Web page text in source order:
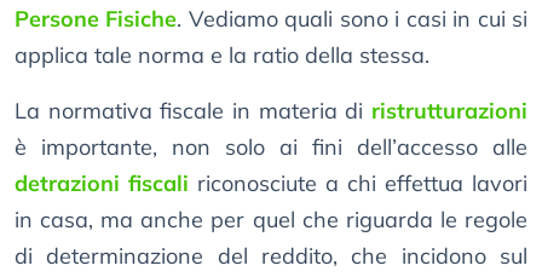
Persone Fisiche. Vediamo quali sono i casi in cui si
applica tale norma e la ratio della stessa.
La normativa fiscale in materia di ristrutturazioni
è importante, non solo ai fini dell’accesso alle
detrazioni fiscali riconosciute a chi effettua lavori
in casa, ma anche per quel che riguarda le regole
di determinazione del reddito, che incidono sul